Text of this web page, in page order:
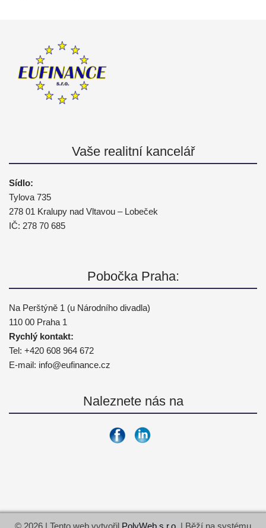
Vaše realitní kancelář
Sídlo:
Tylova 735
278 01 Kralupy nad Vltavou – Lobeček
IČ: 278 70 685
Pobočka Praha:
Na Perštýně 1 (u Národního divadla)
110 00 Praha 1
Rychlý kontakt:
Tel: +420 608 964 672
E-mail: info@eufinance.cz
Naleznete nás na
© 2026 | Tento web vytvořil PolyWeb s.r.o. | Běží na systému